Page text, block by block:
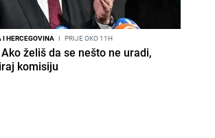
I HERCEGOVINA I PRIJE OKO 11H
želiš da se nešto ne uradi,
komisiju